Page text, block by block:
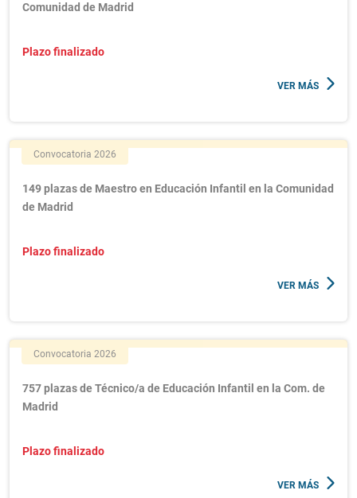
Comunidad de Madrid
Plazo finalizado
VER MÁS
Convocatoria 2026
149 plazas de Maestro en Educación Infantil en la Comunidad
de Madrid
Plazo finalizado
VER MÁS
Convocatoria 2026
757 plazas de Técnico/a de Educación Infantil en la Com. de
Madrid
Plazo finalizado
VER MÁS